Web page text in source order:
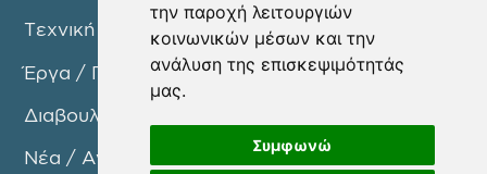
την παροχή λειτουργιών
κοινωνικών μέσων και την
ανάλυση της επισκεψιμότητάς
μας.
Συμφωνώ
Τεχνική Υπηρεσία
Έργα / Προγράμματα
Διαβουλεύσεις
Νέα / Ανακοινώσεις